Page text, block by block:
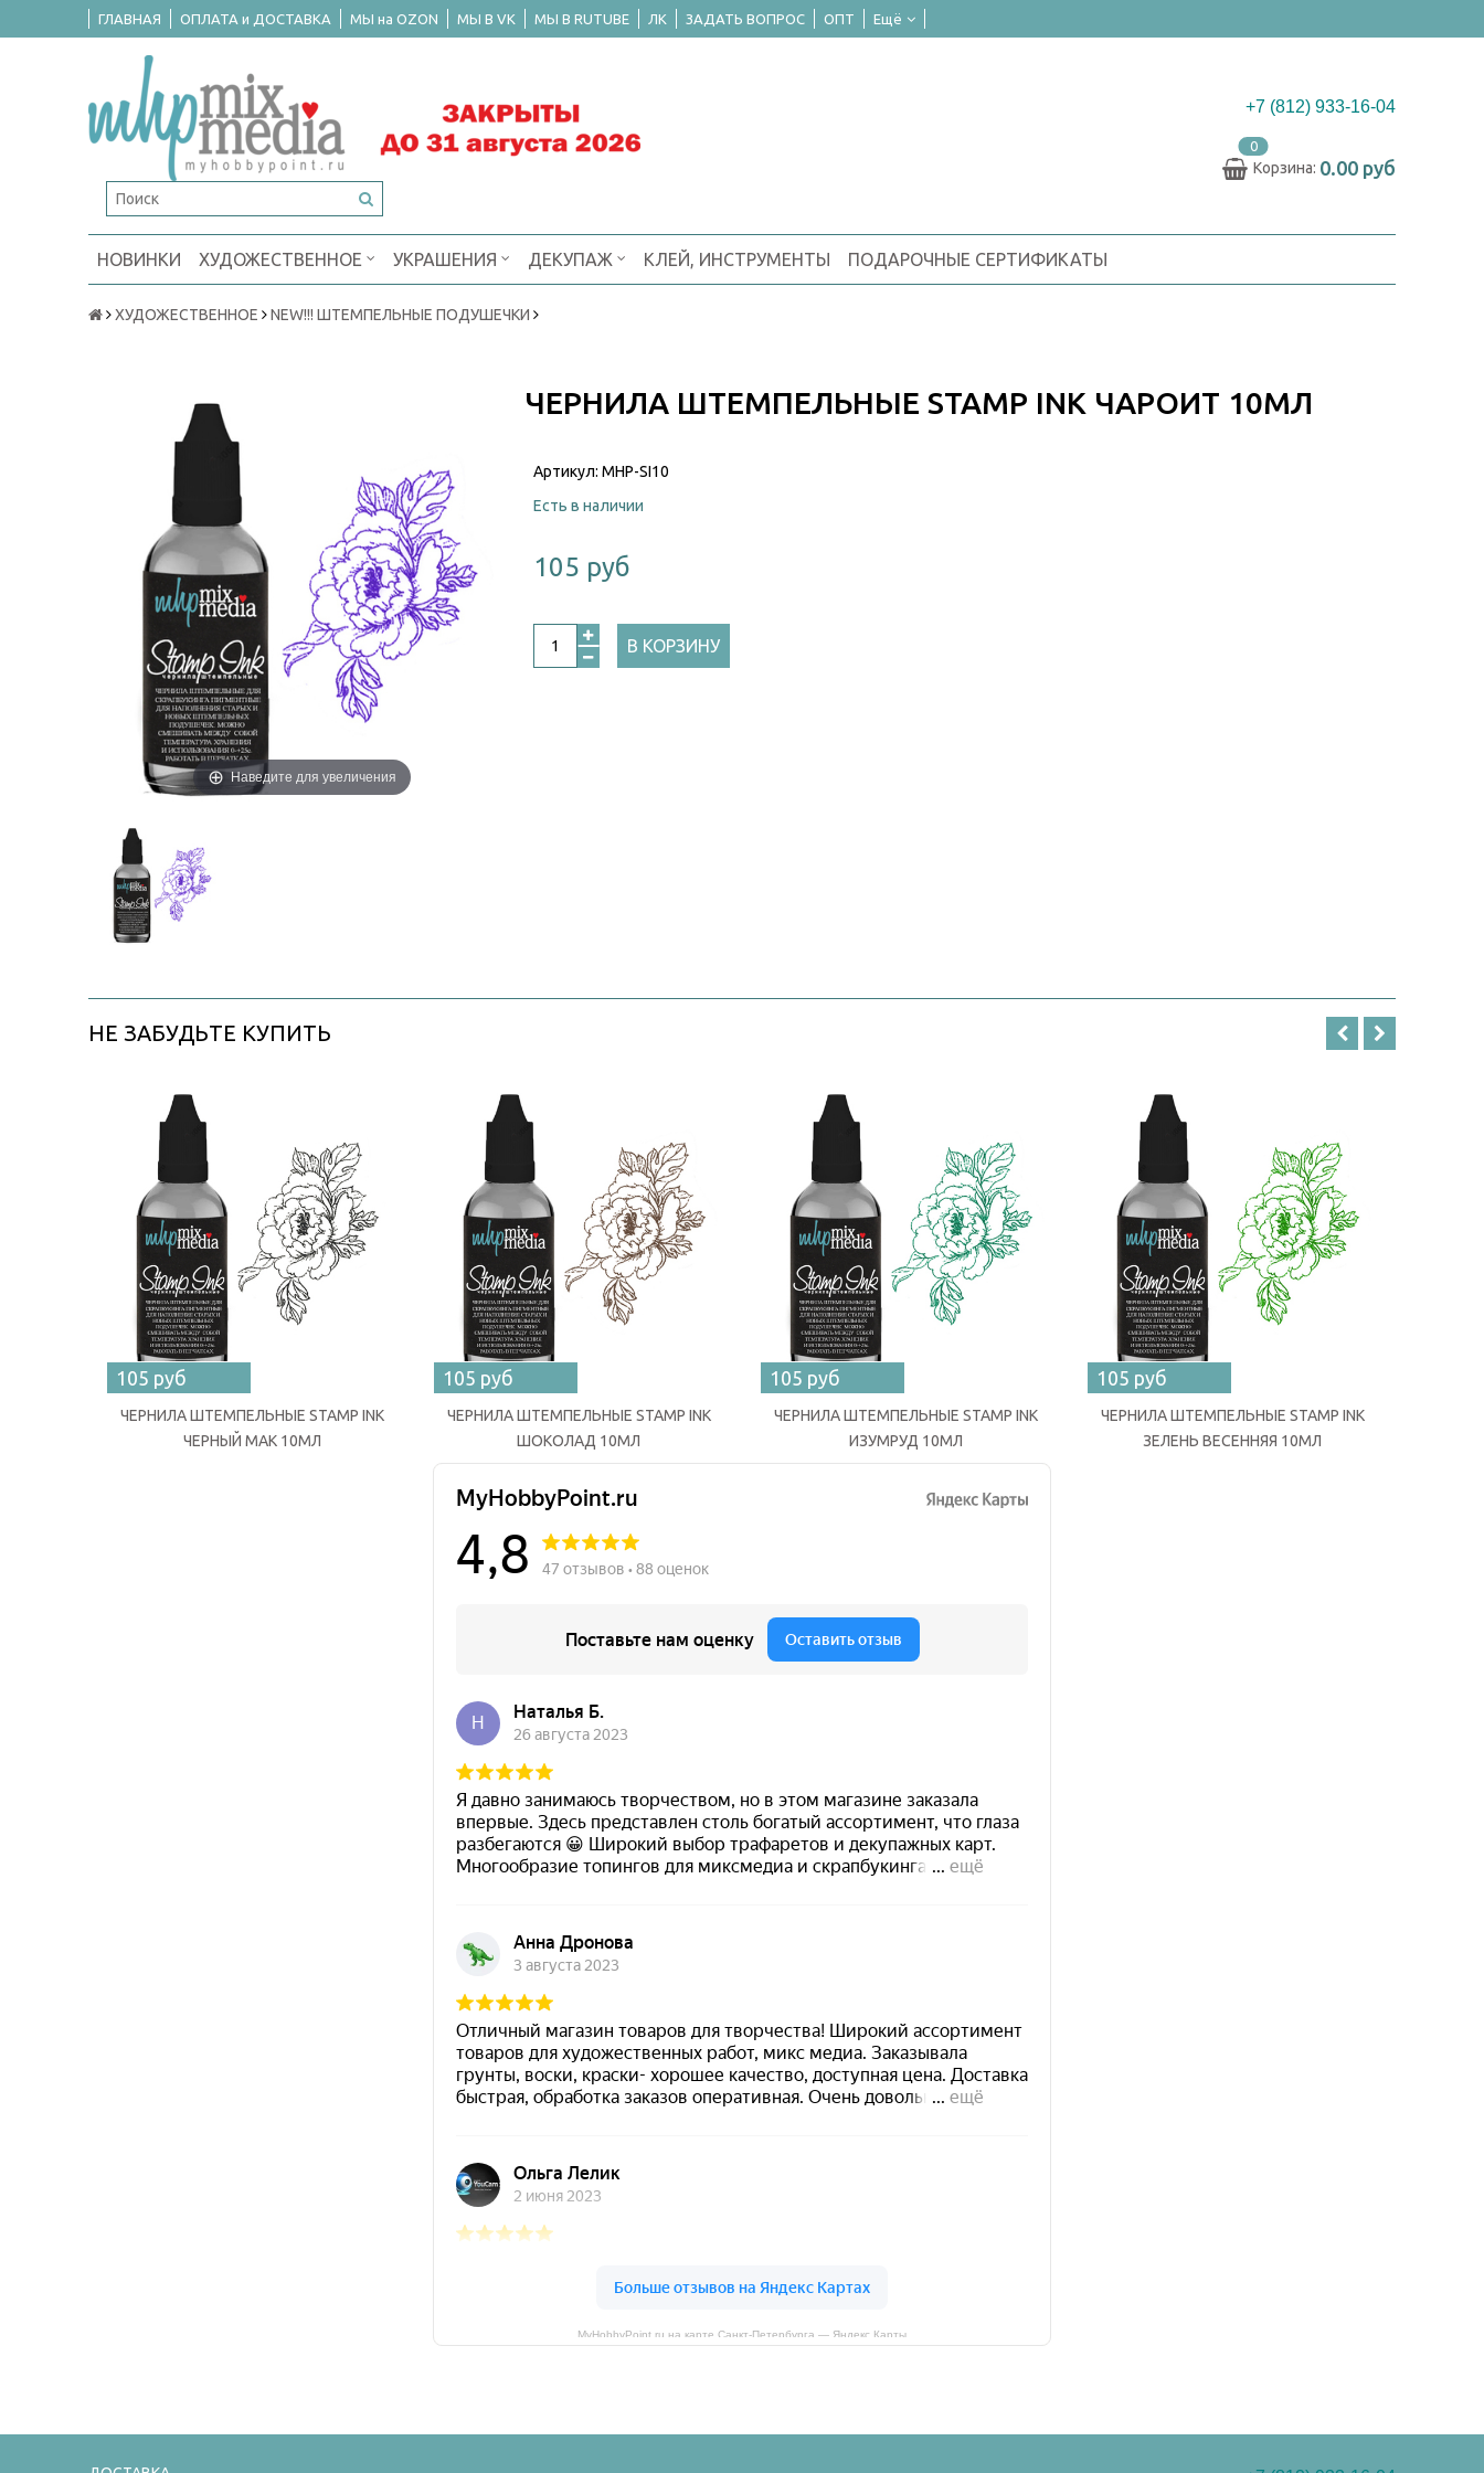
ГЛАВНАЯ ОПЛАТА и ДОСТАВКА МЫ на OZON МЫ В VK МЫ В RUTUBE ЛК ЗАДАТЬ ВОПРОС ОПТ Ещё
+7 (812) 933-16-04
0
Корзина: 0.00 руб
НОВИНКИ ХУДОЖЕСТВЕННОЕ УКРАШЕНИЯ ДЕКУПАЖ КЛЕЙ, ИНСТРУМЕНТЫ ПОДАРОЧНЫЕ СЕРТИФИКАТЫ
ХУДОЖЕСТВЕННОЕ NEW!!! ШТЕМПЕЛЬНЫЕ ПОДУШЕЧКИ
ЧЕРНИЛА ШТЕМПЕЛЬНЫЕ STAMP INK ЧАРОИТ 10МЛ
Наведите для увеличения
Артикул: MHP-SI10
Есть в наличии
105 руб
В КОРЗИНУ
НЕ ЗАБУДЬТЕ КУПИТЬ
105 руб
ЧЕРНИЛА ШТЕМПЕЛЬНЫЕ STAMP INK
ЧЕРНЫЙ МАК 10МЛ
105 руб
ЧЕРНИЛА ШТЕМПЕЛЬНЫЕ STAMP INK
ШОКОЛАД 10МЛ
105 руб
ЧЕРНИЛА ШТЕМПЕЛЬНЫЕ STAMP INK
ИЗУМРУД 10МЛ
105 руб
ЧЕРНИЛА ШТЕМПЕЛЬНЫЕ STAMP INK
ЗЕЛЕНЬ ВЕСЕННЯЯ 10МЛ
MyHobbyPoint.ru на карте Санкт‑Петербурга — Яндекс Карты